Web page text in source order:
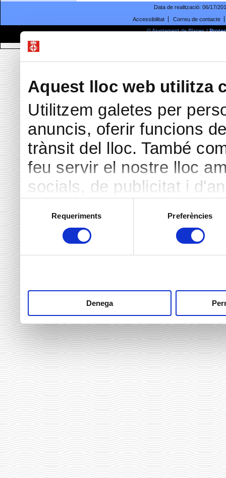
Aquest lloc web utilitza
Utilitzem galetes per
anuncis, oferir funcions
trànsit del lloc. També
feu servir el nostre lloc
socials, de publicitat i
hàgiu proporcionat o
heu fet dels seus serveis.
consentiment
Requeriments Preferències
Denega
Data de realització: 06/17/
Accessibilitat
Correu de contacte
© Ajuntament de Blanes |